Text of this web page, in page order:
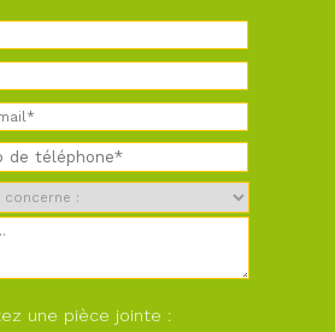
une pièce jointe :